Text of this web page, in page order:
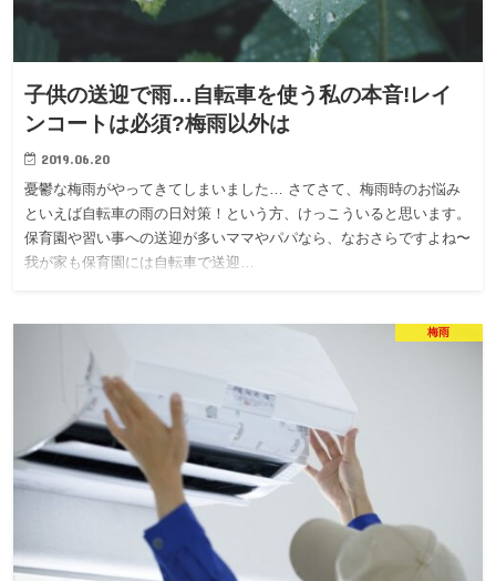
子供の送迎で雨…自転車を使う私の本音!レイ
ンコートは必須?梅雨以外は
2019.06.20
憂鬱な梅雨がやってきてしまいました… さてさて、梅雨時のお悩み
といえば自転車の雨の日対策！という方、けっこういると思います。
保育園や習い事への送迎が多いママやパパなら、なおさらですよね〜
我が家も保育園には自転車で送迎…
梅雨